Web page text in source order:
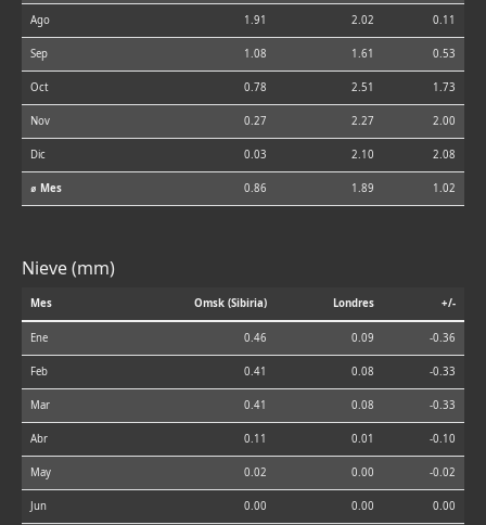
Ago 1.91 2.02 0.11
Sep 1.08 1.61 0.53
Oct 0.78 2.51 1.73
Nov 0.27 2.27 2.00
Dic 0.03 2.10 2.08
⌀ Mes 0.86 1.89 1.02
Nieve (mm)
Mes Omsk (Sibiria) Londres +/-
Ene 0.46 0.09 -0.36
Feb 0.41 0.08 -0.33
Mar 0.41 0.08 -0.33
Abr 0.11 0.01 -0.10
May 0.02 0.00 -0.02
Jun 0.00 0.00 0.00